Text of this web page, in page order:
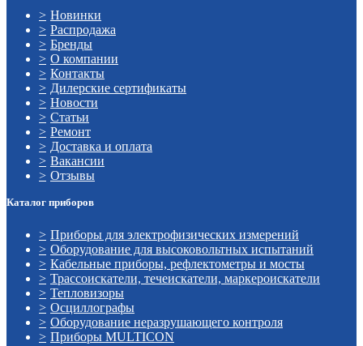
Новинки
Распродажа
Бренды
О компании
Контакты
Дилерские сертификаты
Новости
Статьи
Ремонт
Доставка и оплата
Вакансии
Отзывы
Каталог приборов
Приборы для электрофизических измерений
Оборудование для высоковольтных испытаний
Кабельные приборы, рефлектометры и мосты
Трассоискатели, течеискатели, маркероискатели
Тепловизоры
Осциллографы
Оборудование неразрушающего контроля
Приборы MULTICON